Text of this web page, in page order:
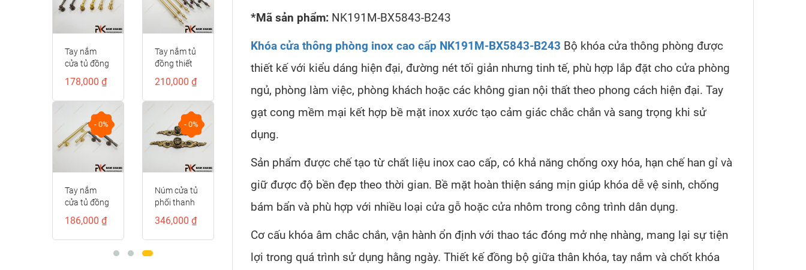
Tay nắm
cửa tủ đồng
đốt tròn
trơn cao cấp
NK414D-CF
178,000 ₫
- 0%
Tay nắm
cửa tủ đồng
cấp
NK306D-
186,000 ₫
Tay nắm tủ
đồng thiết
NK521D
210,000 ₫
- 0%
Núm cửa tủ
phối thanh
điển
NK071D-
346,000 ₫
*Mã sản phẩm: NK191M-BX5843-B243
Khóa cửa thông phòng inox cao cấp NK191M-BX5843-B243 Bộ khóa cửa thông phòng được
thiết kế với kiểu dáng hiện đại, đường nét tối giản nhưng tinh tế, phù hợp lắp đặt cho cửa phòng
ngủ, phòng làm việc, phòng khách hoặc các không gian nội thất theo phong cách hiện đại. Tay
gạt cong mềm mại kết hợp bề mặt inox xước tạo cảm giác chắc chắn và sang trọng khi sử
dụng.
Sản phẩm được chế tạo từ chất liệu inox cao cấp, có khả năng chống oxy hóa, hạn chế han gỉ và
giữ được độ bền đẹp theo thời gian. Bề mặt hoàn thiện sáng mịn giúp khóa dễ vệ sinh, chống
bám bẩn và phù hợp với nhiều loại cửa gỗ hoặc cửa nhôm trong công trình dân dụng.
Cơ cấu khóa âm chắc chắn, vận hành ổn định với thao tác đóng mở nhẹ nhàng, mang lại sự tiện
lợi trong quá trình sử dụng hằng ngày. Thiết kế đồng bộ giữa thân khóa, tay nắm và chốt khóa